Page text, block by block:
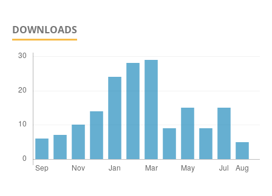
DOWNLOADS